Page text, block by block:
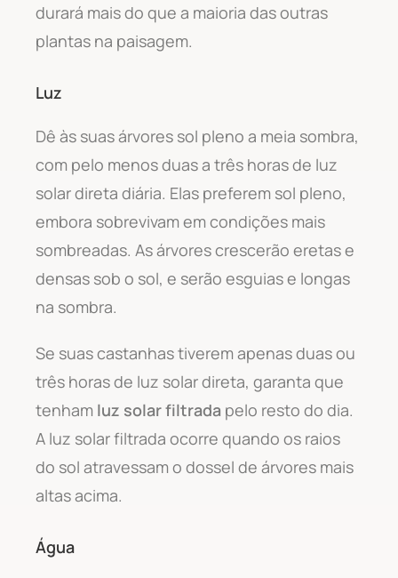
durará mais do que a maioria das outras
plantas na paisagem.
Luz
Dê às suas árvores sol pleno a meia sombra,
com pelo menos duas a três horas de luz
solar direta diária. Elas preferem sol pleno,
embora sobrevivam em condições mais
sombreadas. As árvores crescerão eretas e
densas sob o sol, e serão esguias e longas
na sombra.
Se suas castanhas tiverem apenas duas ou
três horas de luz solar direta, garanta que
tenham luz solar filtrada pelo resto do dia.
A luz solar filtrada ocorre quando os raios
do sol atravessam o dossel de árvores mais
altas acima.
Água